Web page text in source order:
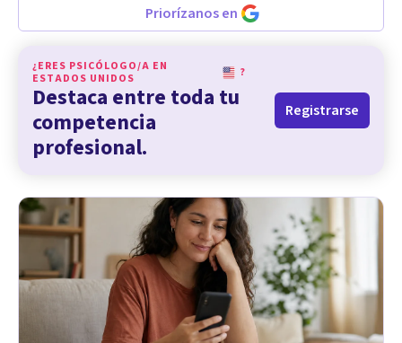
Priorízanos en
¿ERES PSICÓLOGO/A EN
ESTADOS UNIDOS
?
Destaca entre toda tu
competencia
profesional.
Registrarse